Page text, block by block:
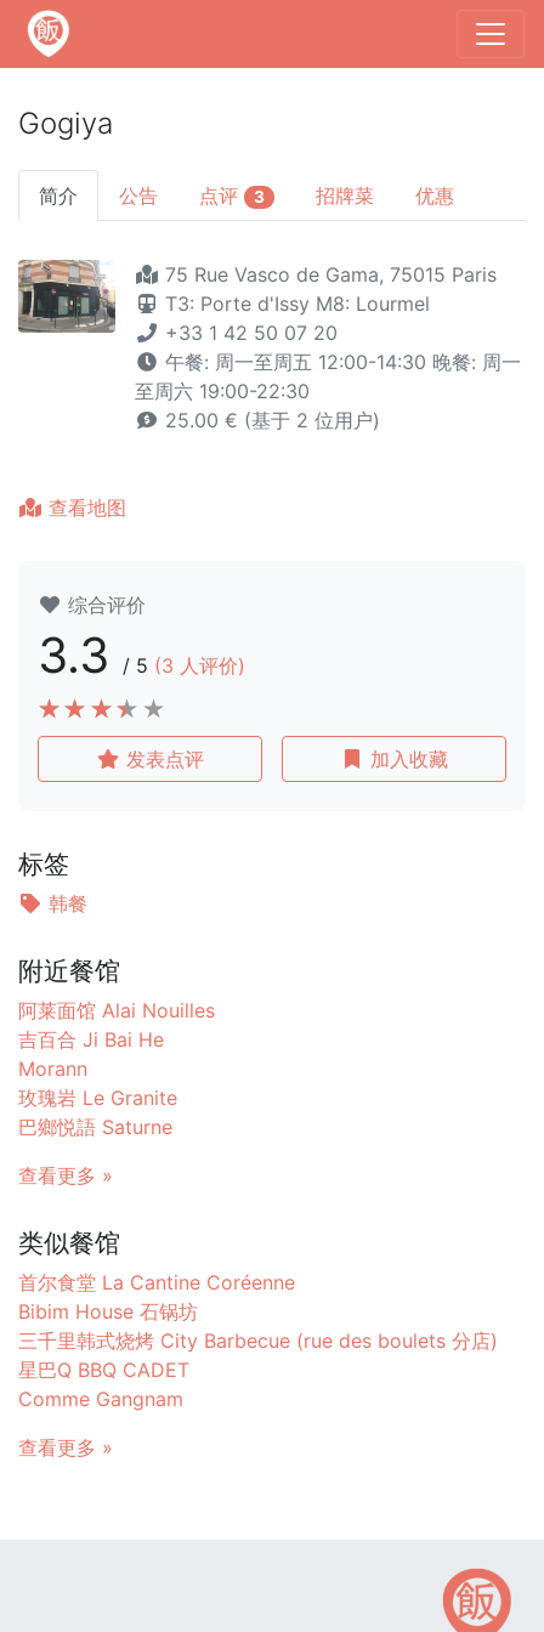
Gogiya
简介 公告 点评 3 招牌菜 优惠
75 Rue Vasco de Gama, 75015 Paris
T3: Porte d'Issy M8: Lourmel
+33 1 42 50 07 20
午餐: 周一至周五 12:00-14:30 晚餐: 周一
至周六 19:00-22:30
25.00 € (基于 2 位用户)
查看地图
综合评价
3.3 / 5 (3 人评价)
发表点评 加入收藏
标签
韩餐
附近餐馆
阿莱面馆 Alai Nouilles
吉百合 Ji Bai He
Morann
玫瑰岩 Le Granite
巴鄉悦語 Saturne
查看更多 »
类似餐馆
首尔食堂 La Cantine Coréenne
Bibim House 石锅坊
三千里韩式烧烤 City Barbecue (rue des boulets 分店)
星巴Q BBQ CADET
Comme Gangnam
查看更多 »